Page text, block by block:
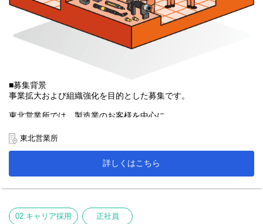
■募集背景
事業拡大および組織強化を目的とした募集です。
東北営業所では、製造業のお客様を中心に、
地域に根ざした営業活動を行っています。
新しい分野（介護ロボットなど）にも対応していくため、
営業体制の強化を図ることとなり、新たなメンバーを募集してい
ます。
東北営業所
詳しくはこちら
02.キャリア採用 正社員